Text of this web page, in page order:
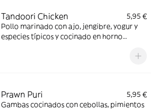
Tandoori Chicken
5,95 €
Pollo marinado con ajo, jengibre, yogur y
especies típicos y cocinado en horno
Prawn Puri
5,95 €
Gambas cocinados con cebollas, pimientos